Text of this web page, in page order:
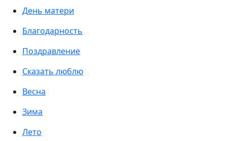
День матери
Благодарность
Поздравление
Сказать люблю
Весна
Зима
Лето